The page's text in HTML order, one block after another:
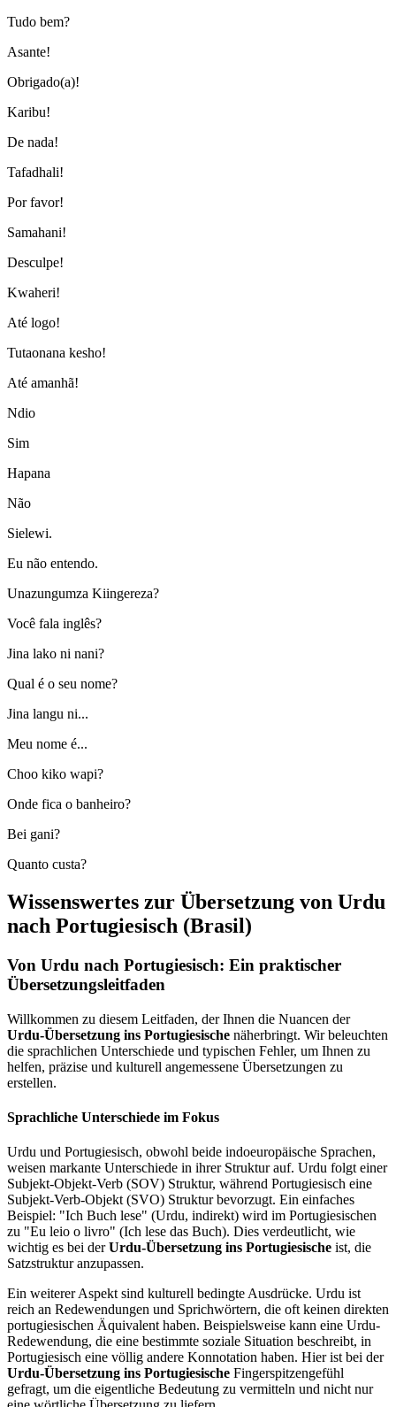
Tudo bem?
Asante!
Obrigado(a)!
Karibu!
De nada!
Tafadhali!
Por favor!
Samahani!
Desculpe!
Kwaheri!
Até logo!
Tutaonana kesho!
Até amanhã!
Ndio
Sim
Hapana
Não
Sielewi.
Eu não entendo.
Unazungumza Kiingereza?
Você fala inglês?
Jina lako ni nani?
Qual é o seu nome?
Jina langu ni...
Meu nome é...
Choo kiko wapi?
Onde fica o banheiro?
Bei gani?
Quanto custa?
Wissenswertes zur Übersetzung von Urdu
nach Portugiesisch (Brasil)
Von Urdu nach Portugiesisch: Ein praktischer
Übersetzungsleitfaden
Willkommen zu diesem Leitfaden, der Ihnen die Nuancen der
Urdu-Übersetzung ins Portugiesische näherbringt. Wir beleuchten
die sprachlichen Unterschiede und typischen Fehler, um Ihnen zu
helfen, präzise und kulturell angemessene Übersetzungen zu
erstellen.
Sprachliche Unterschiede im Fokus
Urdu und Portugiesisch, obwohl beide indoeuropäische Sprachen,
weisen markante Unterschiede in ihrer Struktur auf. Urdu folgt einer
Subjekt-Objekt-Verb (SOV) Struktur, während Portugiesisch eine
Subjekt-Verb-Objekt (SVO) Struktur bevorzugt. Ein einfaches
Beispiel: "Ich Buch lese" (Urdu, indirekt) wird im Portugiesischen
zu "Eu leio o livro" (Ich lese das Buch). Dies verdeutlicht, wie
wichtig es bei derUrdu-Übersetzung ins Portugiesische ist, die
Satzstruktur anzupassen.
Ein weiterer Aspekt sind kulturell bedingte Ausdrücke. Urdu ist
reich an Redewendungen und Sprichwörtern, die oft keinen direkten
portugiesischen Äquivalent haben. Beispielsweise kann eine Urdu-
Redewendung, die eine bestimmte soziale Situation beschreibt, in
Portugiesisch eine völlig andere Konnotation haben. Hier ist bei der
Urdu-Übersetzung ins Portugiesische Fingerspitzengefühl
gefragt, um die eigentliche Bedeutung zu vermitteln und nicht nur